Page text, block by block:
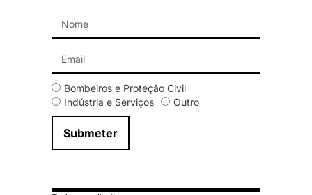
Bombeiros e Proteção Civil
Indústria e Serviços
Outro
Submeter